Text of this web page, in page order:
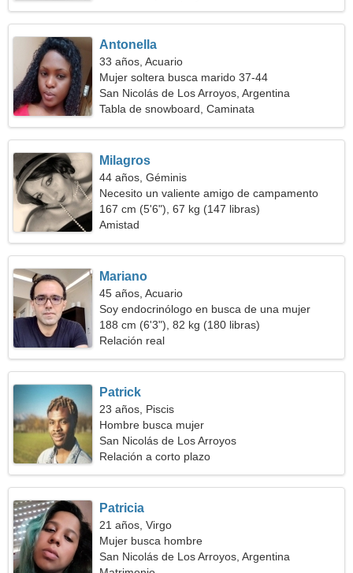
Antonella
33 años, Acuario
Mujer soltera busca marido 37-44
San Nicolás de Los Arroyos, Argentina
Tabla de snowboard, Caminata
Milagros
44 años, Géminis
Necesito un valiente amigo de campamento
167 cm (5'6"), 67 kg (147 libras)
Amistad
Mariano
45 años, Acuario
Soy endocrinólogo en busca de una mujer
ingeniosa
188 cm (6'3"), 82 kg (180 libras)
Relación real
Patrick
23 años, Piscis
Hombre busca mujer
San Nicolás de Los Arroyos
Relación a corto plazo
Patricia
21 años, Virgo
Mujer busca hombre
San Nicolás de Los Arroyos, Argentina